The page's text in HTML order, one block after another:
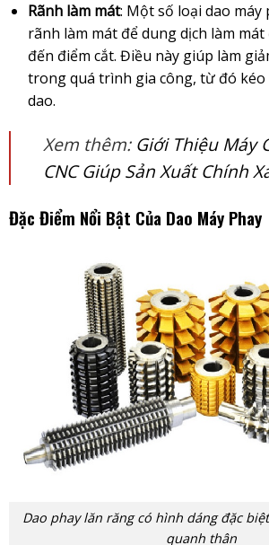
Rãnh làm mát: Một số loại dao máy
rãnh làm mát để dung dịch làm
đến điểm cắt. Điều này giúp làm
trong quá trình gia công, từ đó kéo
dao.
Xem thêm: Giới Thiệu Máy
CNC Giúp Sản Xuất Chính
Đặc Điểm Nổi Bật Của Dao Máy Phay
Dao phay lăn răng có hình dáng đặc
quanh thân